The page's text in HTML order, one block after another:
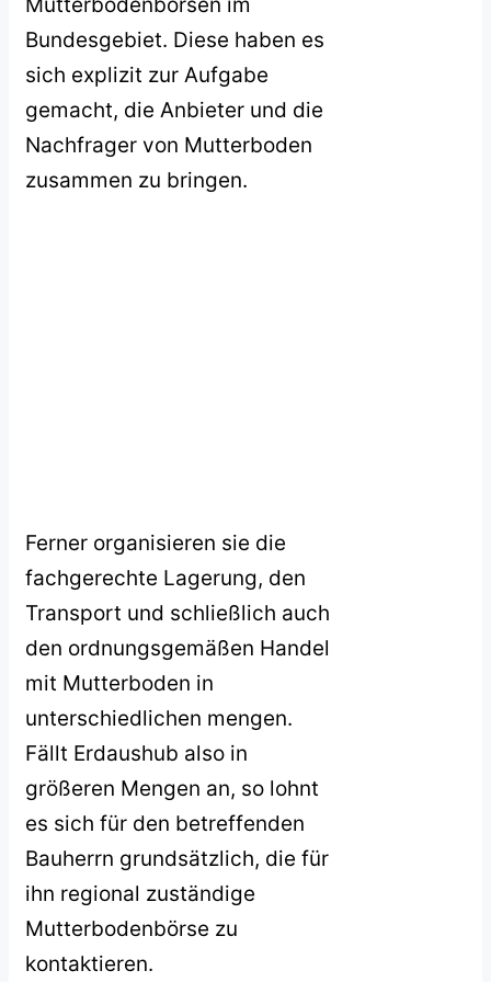
Bundesgebiet. Diese haben es
sich explizit zur Aufgabe
gemacht, die Anbieter und die
Nachfrager von Mutterboden
zusammen zu bringen.
Ferner organisieren sie die
fachgerechte Lagerung, den
Transport und schließlich auch
den ordnungsgemäßen Handel
mit Mutterboden in
unterschiedlichen mengen.
Fällt Erdaushub also in
größeren Mengen an, so lohnt
es sich für den betreffenden
Bauherrn grundsätzlich, die für
ihn regional zuständige
Mutterbodenbörse zu
kontaktieren.